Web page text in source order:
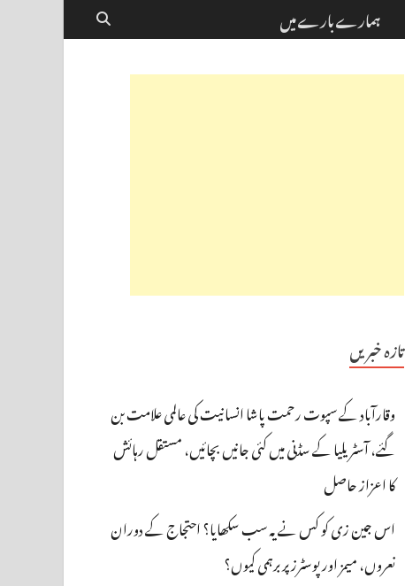
ہمارے بارے میں
تازہ خبریں
وقارآباد کے سپوت رحمت پاشا انسانیت کی عالمی علامت بن
گئے، آسٹریلیا کے سڈنی میں کئی جانیں بچائیں، مستقل رہائش
کا اعزاز حاصل
اس جین زی کو کس نے یہ سب سکھایا؟ احتجاج کے دوران
نعروں، میمز اور پوسٹرز پر برہمی کیوں؟